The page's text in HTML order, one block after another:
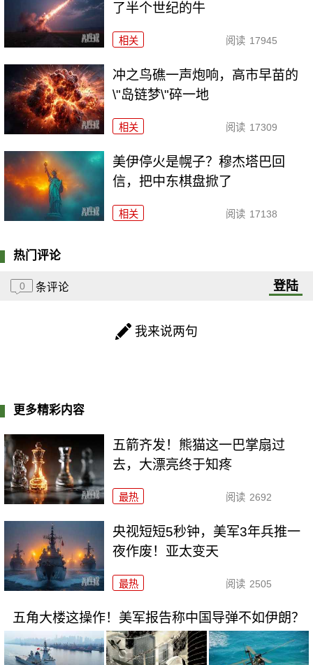
了半个世纪的牛
相关 阅读 17945
冲之鸟礁一声炮响，高市早苗的
\"岛链梦\"碎一地
相关 阅读 17309
美伊停火是幌子？穆杰塔巴回
信，把中东棋盘掀了
相关 阅读 17138
热门评论
0 条评论 登陆
我来说两句
更多精彩内容
五箭齐发！熊猫这一巴掌扇过
去，大漂亮终于知疼
最热 阅读 2692
央视短短5秒钟，美军3年兵推一
夜作废！亚太变天
最热 阅读 2505
五角大楼这操作！美军报告称中国导弹不如伊朗？